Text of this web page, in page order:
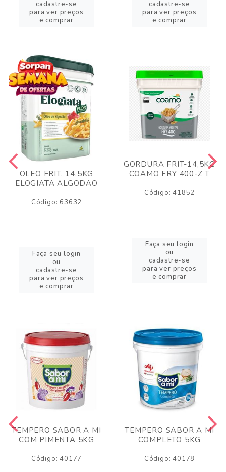
cadastre-se
para ver preços
e comprar
cadastre-se
para ver preços
e comprar
OLEO FRIT. 14,5KG
ELOGIATA ALGODAO
Código: 63632
Faça seu login
ou
cadastre-se
para ver preços
e comprar
GORDURA FRIT-14,5KG
COAMO FRY 400-Z T
Código: 41852
Faça seu login
ou
cadastre-se
para ver preços
e comprar
TEMPERO SABOR A MI
COM PIMENTA 5KG
Código: 40177
TEMPERO SABOR A MI
COMPLETO 5KG
Código: 40178